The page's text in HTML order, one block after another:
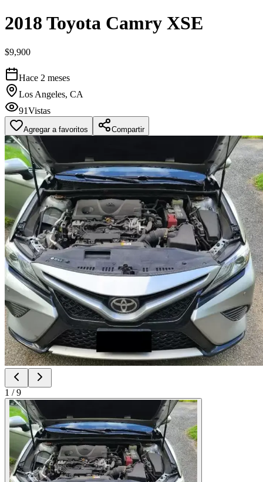
2018 Toyota Camry XSE
$9,900
Hace 2 meses
Los Angeles, CA
91Vistas
Agregar a favoritos Compartir
1 /9